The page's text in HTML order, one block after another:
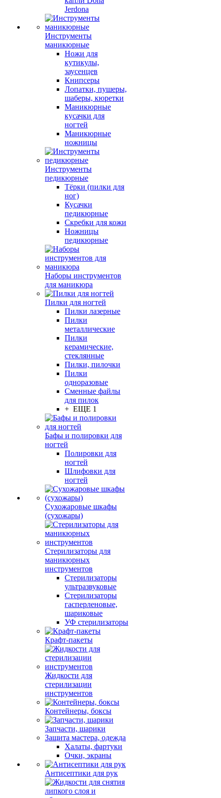
Jerdona
Инструменты
маникюрные
Ножи для
кутикулы,
заусенцев
Книпсеры
Лопатки, пушеры,
шаберы, кюретки
Маникюрные
кусачки для
ногтей
Маникюрные
ножницы
Инструменты
педикюрные
Тёрки (пилки для
ног)
Кусачки
педикюрные
Скребки для кожи
Ножницы
педикюрные
Наборы инструментов
для маникюра
Пилки для ногтей
Пилки лазерные
Пилки
металлические
Пилки
керамические,
стеклянные
Пилки, пилочки
Пилки
одноразовые
Сменные файлы
для пилок
+ ЕЩЕ 1
Бафы и полировки для
ногтей
Полировки для
ногтей
Шлифовки для
ногтей
Сухожаровые шкафы
(сухожары)
Стерилизаторы для
маникюрных
инструментов
Стерилизаторы
ультразвуковые
Стерилизаторы
гасперленовые,
шариковые
УФ стерилизаторы
Крафт-пакеты
Жидкости для
стерилизации
инструментов
Контейнеры, боксы
Запчасти, шарики
Защита мастера, одежда
Халаты, фартуки
Очки, экраны
Антисептики для рук